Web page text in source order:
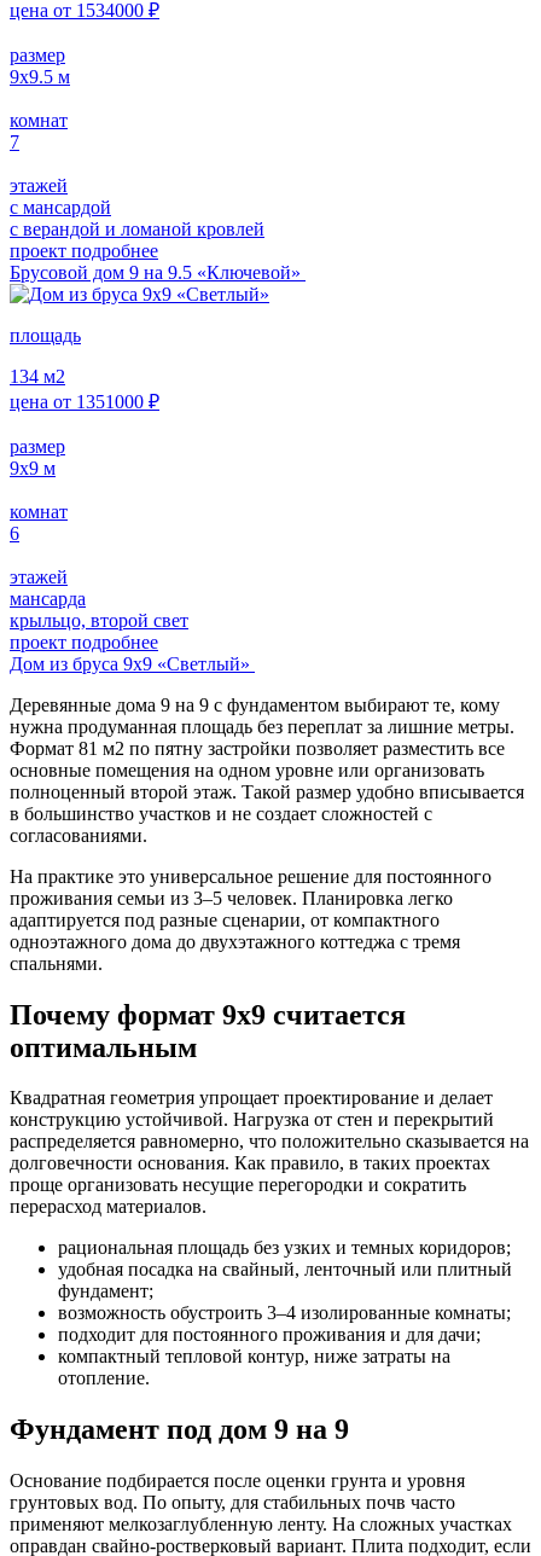
цена от 1534000 ₽
размер
9х9.5 м
комнат
7
этажей
с мансардой
с верандой и ломаной кровлей
проект подробнее
Брусовой дом 9 на 9.5 «Ключевой»
площадь
134 м2
цена от 1351000 ₽
размер
9х9 м
комнат
6
этажей
мансарда
крыльцо, второй свет
проект подробнее
Дом из бруса 9х9 «Светлый»
Деревянные дома 9 на 9 с фундаментом выбирают те, кому
нужна продуманная площадь без переплат за лишние метры.
Формат 81 м2 по пятну застройки позволяет разместить все
основные помещения на одном уровне или организовать
полноценный второй этаж. Такой размер удобно вписывается
в большинство участков и не создает сложностей с
согласованиями.
На практике это универсальное решение для постоянного
проживания семьи из 3–5 человек. Планировка легко
адаптируется под разные сценарии, от компактного
одноэтажного дома до двухэтажного коттеджа с тремя
спальнями.
Почему формат 9х9 считается
оптимальным
Квадратная геометрия упрощает проектирование и делает
конструкцию устойчивой. Нагрузка от стен и перекрытий
распределяется равномерно, что положительно сказывается на
долговечности основания. Как правило, в таких проектах
проще организовать несущие перегородки и сократить
перерасход материалов.
рациональная площадь без узких и темных коридоров;
удобная посадка на свайный, ленточный или плитный
фундамент;
возможность обустроить 3–4 изолированные комнаты;
подходит для постоянного проживания и для дачи;
компактный тепловой контур, ниже затраты на
отопление.
Фундамент под дом 9 на 9
Основание подбирается после оценки грунта и уровня
грунтовых вод. По опыту, для стабильных почв часто
применяют мелкозаглубленную ленту. На сложных участках
оправдан свайно-ростверковый вариант. Плита подходит, если